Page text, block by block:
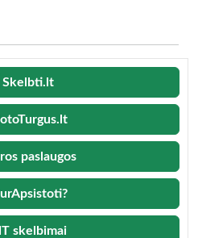
Skelbti.lt
paslaugos
skelbimai